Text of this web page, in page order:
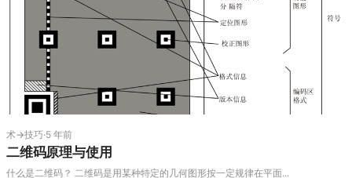
术→技巧·5 年前
二维码原理与使用
什么是二维码？ 二维码是用某种特定的几何图形按一定规律在平面...